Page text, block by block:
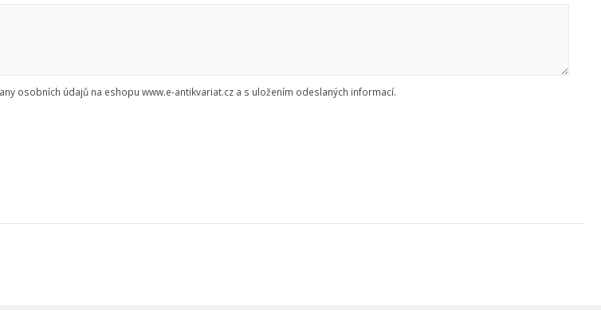
osobních údajů na eshopu www.e-antikvariat.cz a s uložením odeslaných informací.